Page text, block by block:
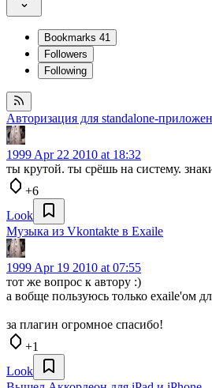
Bookmarks 41
Followers
Following
Авторизация для standalone-
1999 Apr 22 2010 at 18:32
ты крутой. ты срёшь на систему.
+6
Look
Музыка из Vkontakte в Exaile
1999 Apr 19 2010 at 07:55
тот же вопрос к автору :)
а вобще пользуюсь только exaile'ом
за плагин огромное спасибо!
+1
Look